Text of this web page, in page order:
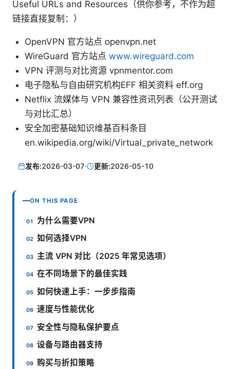
Useful URLs and Resources（供你参考，不作为超
链接直接复制：）
OpenVPN 官方站点 openvpn.net
WireGuard 官方站点 www.wireguard.com
VPN 评测与对比资源 vpnmentor.com
电子隐私与自由研究机构EFF 相关资料 eff.org
Netflix 流媒体与 VPN 兼容性资讯列表（公开测试
与对比汇总）
安全加密基础知识维基百科条目
en.wikipedia.org/wiki/Virtual_private_network
发布:2026-03-07· 更新:2026-05-10
ON THIS PAGE
为什么需要VPN
如何选择VPN
主流 VPN 对比（2025 年常见选项）
在不同场景下的最佳实践
如何快速上手：一步步指南
速度与性能优化
安全性与隐私保护要点
设备与路由器支持
购买与折扣策略